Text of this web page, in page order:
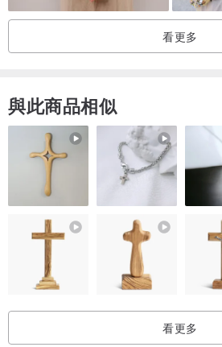
買兩個 ₄.₀ 厚切背包，可加購一個！
買四個 ₄.₀ 厚切背包，可加購兩個！！
看更多
與此商品相似
看更多